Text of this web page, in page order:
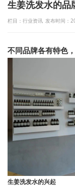
生姜洗发水的品
栏目：行业资讯 发布时间：
不同品牌各有特色
生姜洗发水的兴起